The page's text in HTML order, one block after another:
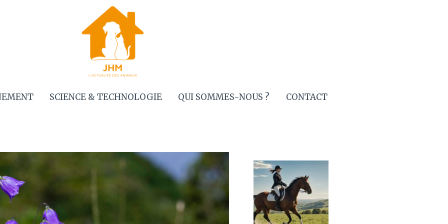
SCIENCE & TECHNOLOGIE QUI SOMMES-NOUS ? CONTACT